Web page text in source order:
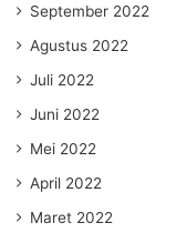
September 2022
Agustus 2022
Juli 2022
Juni 2022
Mei 2022
April 2022
Maret 2022